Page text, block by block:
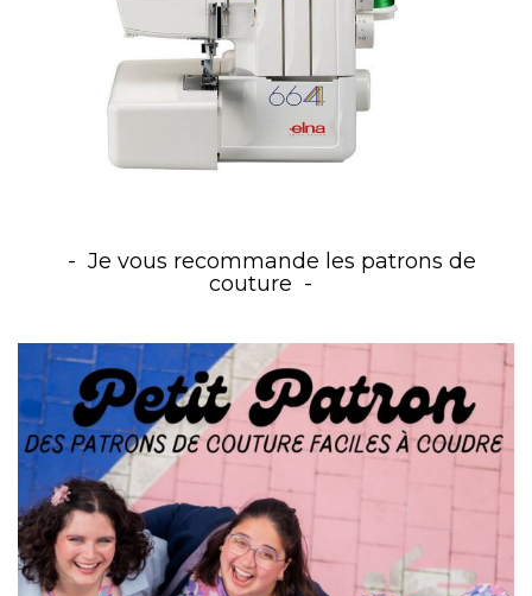
Je vous recommande les patrons de
couture